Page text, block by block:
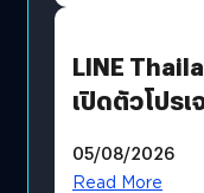
LINE
เปิดตัวโปร
Moon x
05/08/2026
Read More